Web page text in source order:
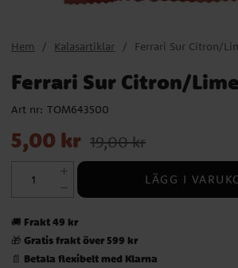
Hem Kalasartiklar Ferrari Sur Citron/
Ferrari Sur Citron/
Art nr: TOM643500
Nuvarande pris
5,00 kr 19,00 kr
LÄGG I
🚚 Frakt 49 kr
🎁 Gratis frakt över 599 kr
📄 Betala flexibelt med Klarna